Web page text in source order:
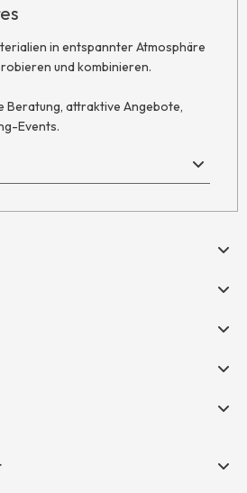
in entspannter Atmosphäre
und kombinieren.
Beratung, attraktive Angebote,
Events.